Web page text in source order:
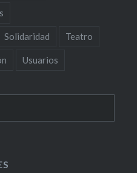
Solidaridad Teatro
Usuarios